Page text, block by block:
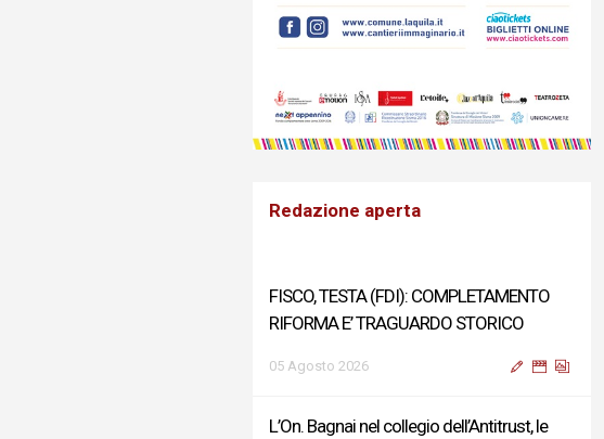
Redazione aperta
FISCO, TESTA (FDI): COMPLETAMENTO
RIFORMA E’ TRAGUARDO STORICO
05 Agosto 2026
L’On. Bagnai nel collegio dell’Antitrust, le